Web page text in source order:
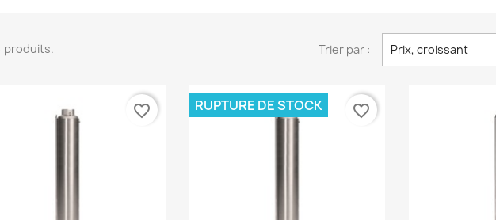
produits. Trier par : Prix, croissant
favorite_border RUPTURE DE STOCK favorite_border